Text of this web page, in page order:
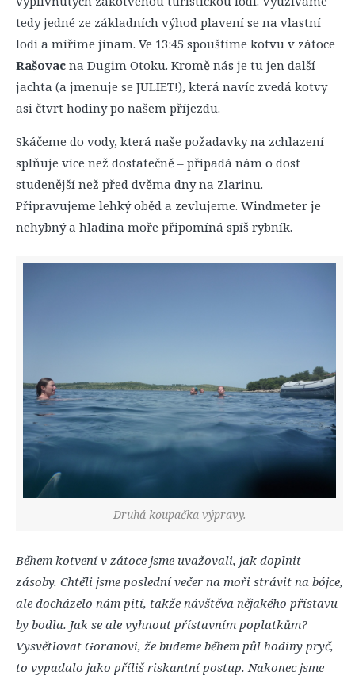
tedy jedné ze základních výhod plavení se na vlastní
lodi a míříme jinam. Ve 13:45 spouštíme kotvu v zátoce
Rašovac na Dugim Otoku. Kromě nás je tu jen další
jachta (a jmenuje se JULIET!), která navíc zvedá kotvy
asi čtvrt hodiny po našem příjezdu.
Skáčeme do vody, která naše požadavky na zchlazení
splňuje více než dostatečně – připadá nám o dost
studenější než před dvěma dny na Zlarinu.
Připravujeme lehký oběd a zevlujeme. Windmeter je
nehybný a hladina moře připomíná spíš rybník.
Druhá koupačka výpravy.
Během kotvení v zátoce jsme uvažovali, jak doplnit
zásoby. Chtěli jsme poslední večer na moři strávit na bójce,
ale docházelo nám pití, takže návštěva nějakého přístavu
by bodla. Jak se ale vyhnout přístavním poplatkům?
Vysvětlovat Goranovi, že budeme během půl hodiny pryč,
to vypadalo jako příliš riskantní postup. Nakonec jsme